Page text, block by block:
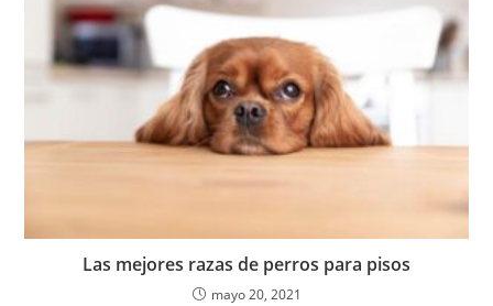
Las mejores razas de perros para pisos
mayo 20, 2021